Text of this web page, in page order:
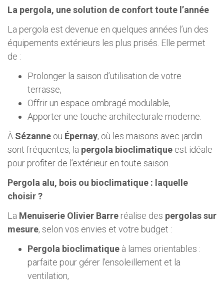
La pergola, une solution de confort toute l’année
La pergola est devenue en quelques années l’un des
équipements extérieurs les plus prisés. Elle permet
de :
Prolonger la saison d’utilisation de votre
terrasse,
Offrir un espace ombragé modulable,
Apporter une touche architecturale moderne.
À Sézanne ou Épernay, où les maisons avec jardin
sont fréquentes, la pergola bioclimatique est idéale
pour profiter de l’extérieur en toute saison.
Pergola alu, bois ou bioclimatique : laquelle
choisir ?
La Menuiserie Olivier Barre réalise des pergolas sur
mesure, selon vos envies et votre budget :
Pergola bioclimatique à lames orientables :
parfaite pour gérer l’ensoleillement et la
ventilation,